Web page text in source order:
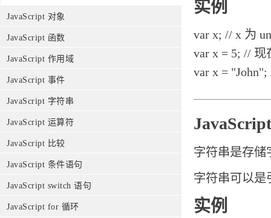
JavaScript 对象
JavaScript 函数
JavaScript 作用域
JavaScript 事件
JavaScript 字符串
JavaScript 运算符
JavaScript 比较
JavaScript 条件语句
JavaScript switch 语句
JavaScript for 循环
实例
var x; // x 为
var x = 5; // 现
var x =
字符串是存储
字符串可以是
实例